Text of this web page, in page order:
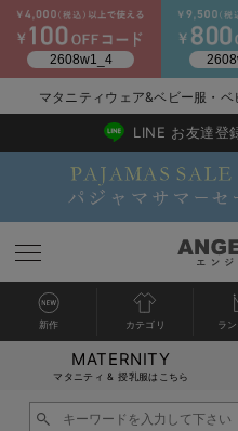
新生児服全て
ベビー服全て
シーズンアイテム全て
ベビー・新生児 寝具全て
ベビー 雑貨全て
お出かけグッズ全て
ベビー｜季節の特集全て
アウトレット全て
特集全て
再入荷全て
マタニティウェア&ベビー服・ベ
2026/
送料495円(一部地域を
LINE お友達登
新作 カテゴリ ラ
MATERNITY
マタニティ & 授乳服はこちら
カートに入れる